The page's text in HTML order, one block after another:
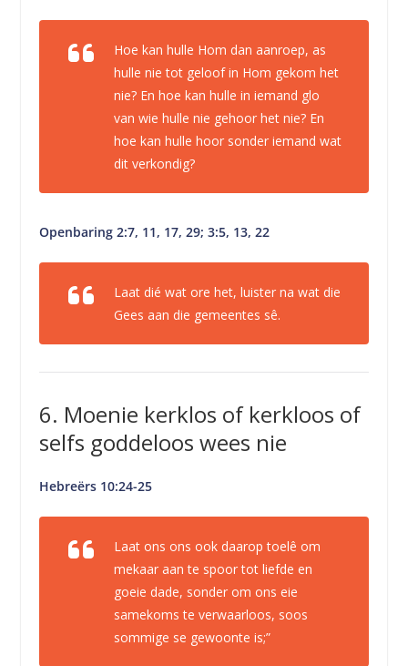
Hoe kan hulle Hom dan aanroep, as
hulle nie tot geloof in Hom gekom het
nie? En hoe kan hulle in iemand glo
van wie hulle nie gehoor het nie? En
hoe kan hulle hoor sonder iemand wat
dit verkondig?
Openbaring 2:7, 11, 17, 29; 3:5, 13, 22
Laat dié wat ore het, luister na wat die
Gees aan die gemeentes sê.
6. Moenie kerklos of kerkloos of
selfs goddeloos wees nie
Hebreërs 10:24-25
Laat ons ons ook daarop toelê om
mekaar aan te spoor tot liefde en
goeie dade, sonder om ons eie
samekoms te verwaarloos, soos
sommige se gewoonte is;”